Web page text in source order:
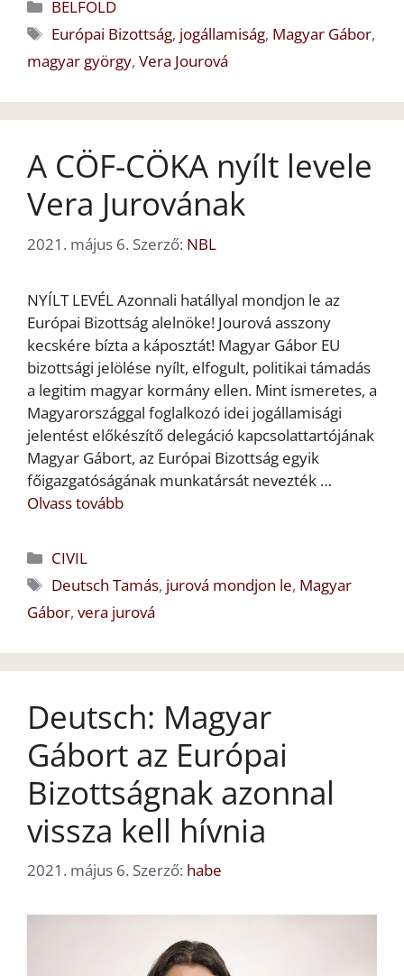
Kategória
BELFÖLD
Címkék
Európai Bizottság, jogállamiság, Magyar Gábor,
magyar györgy, Vera Jourová
A CÖF-CÖKA nyílt levele
Vera Jurovának
2021. május 6. Szerző: NBL
NYÍLT LEVÉL Azonnali hatállyal mondjon le az
Európai Bizottság alelnöke! Jourová asszony
kecskére bízta a káposztát! Magyar Gábor EU
bizottsági jelölése nyílt, elfogult, politikai támadás
a legitim magyar kormány ellen. Mint ismeretes, a
Magyarországgal foglalkozó idei jogállamisági
jelentést előkészítő delegáció kapcsolattartójának
Magyar Gábort, az Európai Bizottság egyik
főigazgatóságának munkatársát nevezték …
Olvass tovább
Kategória
CIVIL
Címkék
Deutsch Tamás, jurová mondjon le, Magyar
Gábor, vera jurová
Deutsch: Magyar
Gábort az Európai
Bizottságnak azonnal
vissza kell hívnia
2021. május 6. Szerző: habe